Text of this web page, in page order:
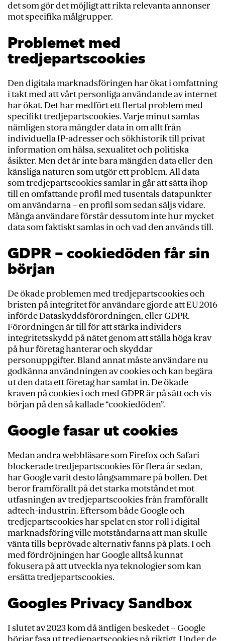
det som gör det möjligt att rikta relevanta annonser
mot specifika målgrupper.
Problemet med
tredjepartscookies
Den digitala marknadsföringen har ökat i omfattning
i takt med att vårt personliga användande av internet
har ökat. Det har medfört ett flertal problem med
specifikt tredjepartscookies. Varje minut samlas
nämligen stora mängder data in om allt från
individuella IP-adresser och sökhistorik till privat
information om hälsa, sexualitet och politiska
åsikter. Men det är inte bara mängden data eller den
känsliga naturen som utgör ett problem. All data
som tredjepartscookies samlar in går att sätta ihop
till en omfattande profil med tusentals datapunkter
om användarna – en profil som sedan säljs vidare.
Många användare förstår dessutom inte hur mycket
data som faktiskt samlas in och vad den används till.
GDPR – cookiedöden får sin
början
De ökade problemen med tredjepartscookies och
bristen på integritet för användare gjorde att EU 2016
införde Dataskyddsförordningen, eller GDPR.
Förordningen är till för att stärka individers
integritetsskydd på nätet genom att ställa höga krav
på hur företag hanterar och skyddar
personuppgifter. Bland annat måste användare nu
godkänna användningen av cookies och kan begära
ut den data ett företag har samlat in. De ökade
kraven på cookies i och med GDPR är på sätt och vis
början på den så kallade “cookiedöden”.
Google fasar ut cookies
Medan andra webbläsare som Firefox och Safari
blockerade tredjepartscookies för flera år sedan,
har Google varit desto långsammare på bollen. Det
beror framförallt på det starka motståndet mot
utfasningen av tredjepartscookies från framförallt
adtech-industrin. Eftersom både Google och
tredjepartscookies har spelat en stor roll i digital
marknadsföring ville motståndarna att man skulle
vänta tills beprövade alternativ fanns på plats. I och
med fördröjningen har Google alltså kunnat
fokusera på att utveckla nya teknologier som kan
ersätta tredjepartscookies.
Googles Privacy Sandbox
I slutet av 2023 kom då äntligen beskedet – Google